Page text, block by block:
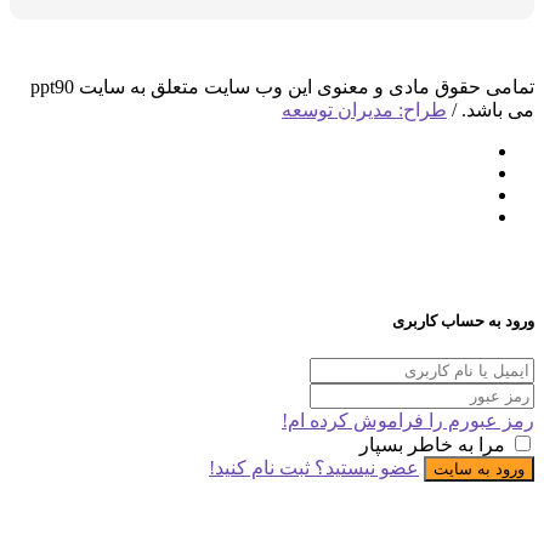
تمامی حقوق مادی و معنوی این وب سایت متعلق به سایت ppt90
/ طراح: مدیران توسعه
حساب کاربری
را فراموش کرده ام!
به خاطر بسپار
سایت عضو نیستید؟ ثبت نام کنید!